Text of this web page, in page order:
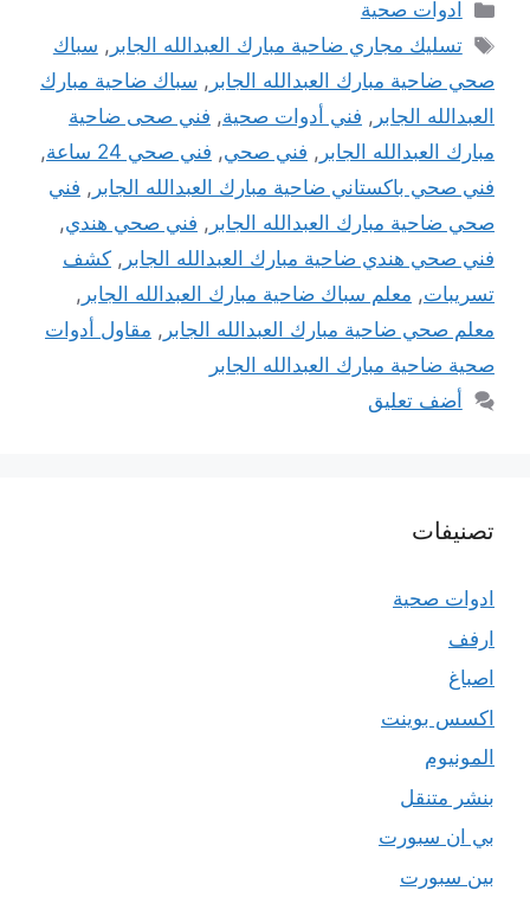
التصنيفات
ادوات صحية
الوسوم
تسليك مجاري ضاحية مبارك العبدالله الجابر , سباك
صحي ضاحية مبارك العبدالله الجابر , سباك ضاحية مبارك
العبدالله الجابر , فني أدوات صحية, فني صحى ضاحية
مبارك العبدالله الجابر , فني صحي, فني صحي 24 ساعة
,
فني صحي باكستاني ضاحية مبارك العبدالله الجابر , فني
صحي ضاحية مبارك العبدالله الجابر , فني صحي هندي,
فني صحي هندي ضاحية مبارك العبدالله الجابر , كشف
تسريبات, معلم سباك ضاحية مبارك العبدالله الجابر ,
معلم صحي ضاحية مبارك العبدالله الجابر , مقاول أدوات
صحية ضاحية مبارك العبدالله الجابر
أضف تعليق
تصنيفات
ادوات صحية
ارفف
اصباغ
اكسس بوينت
المونيوم
بنشر متنقل
بي ان سبورت
بين سبورت